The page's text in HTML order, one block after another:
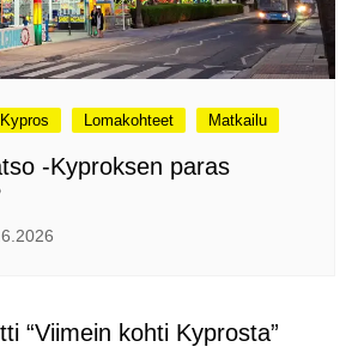
Kypros Lomakohteet Matkailu
-Kyproksen paras
“Viimein kohti Kyprosta”